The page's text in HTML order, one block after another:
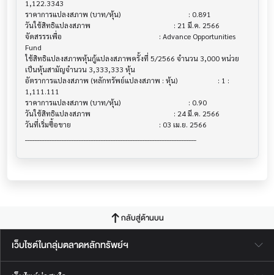
1,122.3343
ราคาการแปลงสภาพ (บาท/หุ้น)              			 : 0.891
วันใช้สิทธิแปลงสภาพ                      			 : 21 มี.ค. 2566
จัดสรรรเพื่อ                            			 : Advance Opportunities
Fund
ใช้สิทธิแปลงสภาพหุ้นกู้แปลงสภาพครั้งที่ 5/2566 จำนวน 3,000 หน่วย
เป็นหุ้นสามัญจำนวน 3,333,333 หุ้น
อัตราการแปลงสภาพ (หลักทรัพย์แปลงสภาพ : หุ้น) 			 : 1 :
1,111.111
ราคาการแปลงสภาพ (บาท/หุ้น)              			 : 0.90
วันใช้สิทธิแปลงสภาพ                      			 : 24 มี.ค. 2566
วันที่เริ่มซื้อขาย                          			 : 03 เม.ย. 2566
กลับสู่ด้านบน
เว็บไซต์ในกลุ่มตลาดหลักทรัพย์ฯ